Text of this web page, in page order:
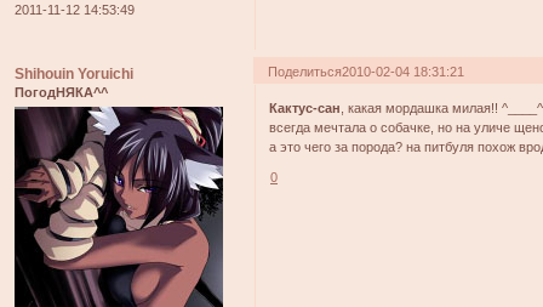
2011-11-12 14:53:49
Поделиться2010-02-04 18:31:21
Shihouin Yoruichi
ПогодНЯКА^^
Кактус-сан , какая мордашка милая!! ^____^
всегда мечтала о собачке, но на уличе
а это чего за порода? на питбуля похож
0